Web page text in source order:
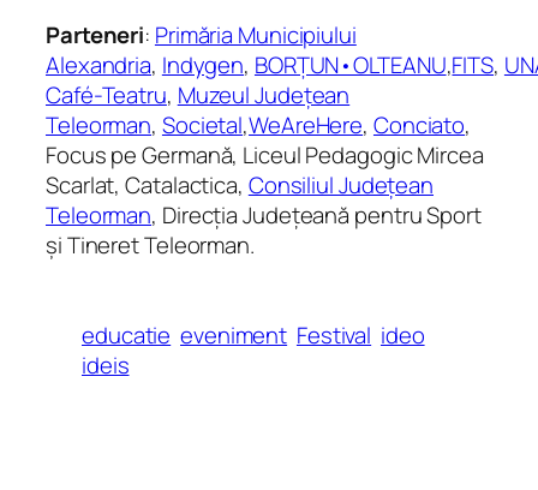
Parteneri: Primăria Municipiului
Alexandria, Indygen, BORȚUN•OLTEANU,FITS,
Café-Teatru, Muzeul Județean
Teleorman, Societal,WeAreHere, Conciato,
Focus pe Germană, Liceul Pedagogic Mircea
Scarlat, Catalactica, Consiliul Județean
Teleorman, Direcția Județeană pentru Sport
și Tineret Teleorman.
educatie eveniment Festival ideo
ideis